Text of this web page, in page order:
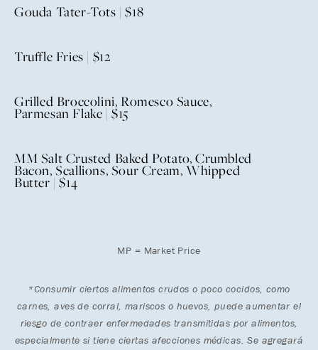
Gouda Tater-Tots | $18
Truffle Fries | $12
Grilled Broccolini, Romesco Sauce,
Parmesan Flake | $15
MM Salt Crusted Baked Potato, Crumbled
Bacon, Scallions, Sour Cream, Whipped
Butter | $14
MP = Market Price
*Consumir ciertos alimentos crudos o poco cocidos, como
carnes, aves de corral, mariscos o huevos, puede aumentar el
riesgo de contraer enfermedades transmitidas por alimentos,
especialmente si tiene ciertas afecciones médicas. Se agregará